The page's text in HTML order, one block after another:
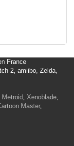
France
2, amiibo, Zelda,
Metroid, Xenoblade,
Master,